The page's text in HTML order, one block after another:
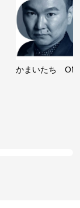
かまいたち